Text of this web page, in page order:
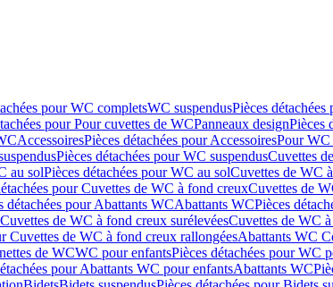
pour WC completsWC suspendusPièces
pour Pour cuvettes de WCPanneaux designPièces
AccessoiresPièces détachées pour AccessoiresPour WC
Pièces détachées pour WC suspendusCuvettes
au solPièces détachées pour WC au solCuvettes de WC
pour Cuvettes de WC à fond creuxCuvettes de
détachées pour Abattants WCAbattants WCPièces
de WC à fond creux surélevéesCuvettes de WC
Cuvettes de WC à fond creux rallongéesAbattants WC
de WCWC pour enfantsPièces détachées pour WC
pour Abattants WC pour enfantsAbattants WC